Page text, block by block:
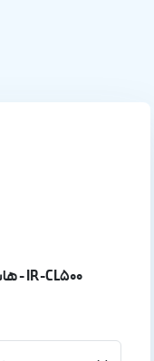
هاست لینوکس دایرکت ادمین - ایران - IR-CL500